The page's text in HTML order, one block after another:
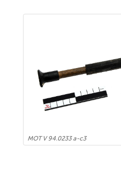
MOT V 94.0233 a-c3